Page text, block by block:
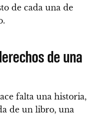
de cada una de
de una
falta una historia,
de un libro, una